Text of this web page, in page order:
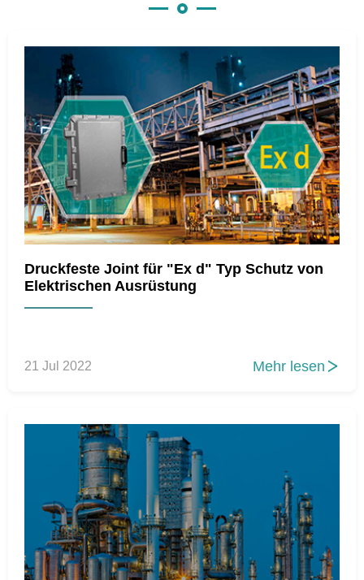
Druckfeste Joint für "Ex d" Typ Schutz von
Elektrischen Ausrüstung
21 Jul 2022 Mehr lesen 